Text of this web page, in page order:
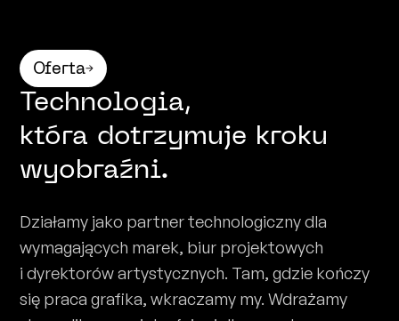
Oferta
Technologia,
która dotrzymuje kroku
wyobraźni.
Działamy jako partner technologiczny dla
wymagających marek, biur projektowych
i dyrektorów artystycznych. Tam, gdzie kończy
się praca grafika, wkraczamy my. Wdrażamy